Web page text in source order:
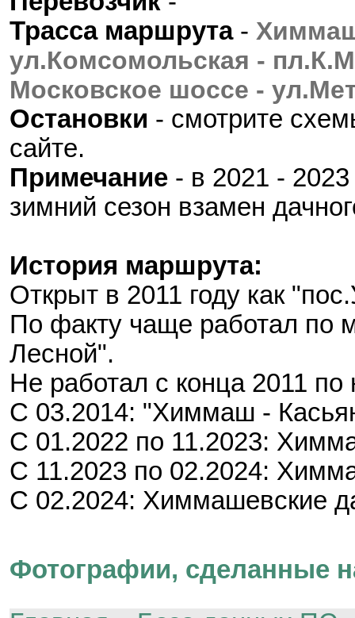
Трасса маршрута-
ул.Комсомольская -
Московское шоссе -
Остановки - смотрите
сайте.
Примечание - в 2021 -
зимний сезон взамен
История маршрута:
Открыт в 2011 году как
По факту чаще работал по
Лесной".
Не работал с конца 2011 по
С 03.2014: "Химмаш -
С 01.2022 по 11.2023:
С 11.2023 по 02.2024:
С 02.2024: Химмашевские
Фотографии, сделанные